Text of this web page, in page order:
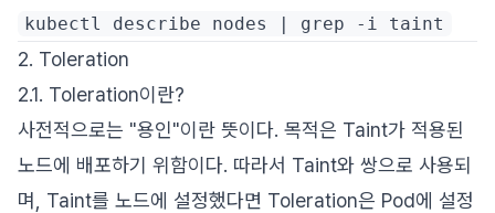
kubectl describe nodes | grep -i taint
2. Toleration
2.1. Toleration이란?
사전적으로는 "용인"이란 뜻이다. 목적은 Taint가 적용된
노드에 배포하기 위함이다. 따라서 Taint와 쌍으로 사용되
며, Taint를 노드에 설정했다면 Toleration은 Pod에 설정